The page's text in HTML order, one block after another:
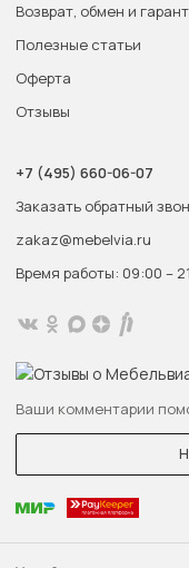
Возврат, обмен и
Полезные статьи
Оферта
Отзывы
+7 (495) 660-06-07
Заказать обратный
zakaz@mebelvia.ru
Время работы: 09:00 –
Ваши комментарии